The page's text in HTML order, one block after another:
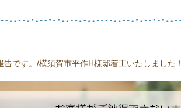
です。/横須賀市平作H様邸着工いたしました！